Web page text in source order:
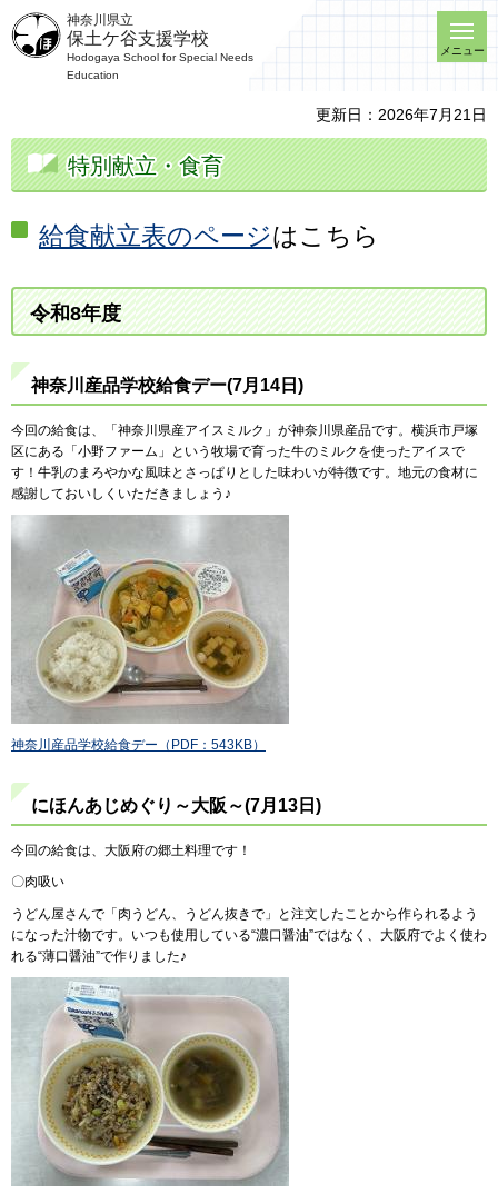
神奈川県立
保土ケ谷支援学校
Hodogaya School for Special Needs
Education
メニュー
更新日：2026年7月21日
特別献立・食育
給食献立表のページはこちら
令和8年度
神奈川産品学校給食デー(7月14日)
今回の給食は、「神奈川県産アイスミルク」が神奈川県産品です。横浜市戸塚
区にある「小野ファーム」という牧場で育った牛のミルクを使ったアイスで
す！牛乳のまろやかな風味とさっぱりとした味わいが特徴です。地元の食材に
感謝しておいしくいただきましょう♪
神奈川産品学校給食デー（PDF：543KB）
にほんあじめぐり～大阪～(7月13日)
今回の給食は、大阪府の郷土料理です！
〇肉吸い
うどん屋さんで「肉うどん、うどん抜きで」と注文したことから作られるよう
になった汁物です。いつも使用している“濃口醤油”ではなく、大阪府でよく使わ
れる“薄口醤油”で作りました♪